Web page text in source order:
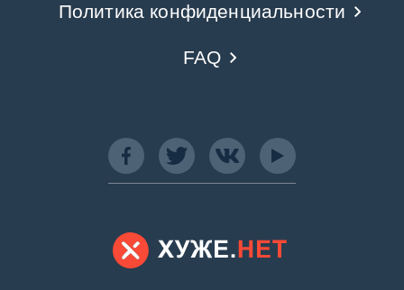
Политика конфиденциальности
FAQ